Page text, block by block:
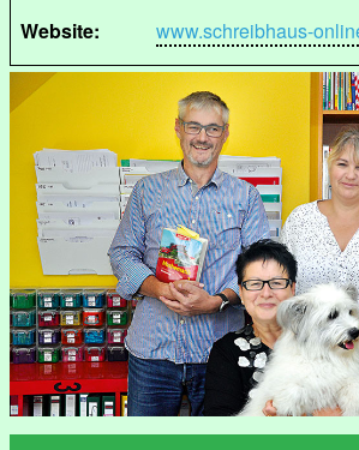
Website:
www.schreibhaus-